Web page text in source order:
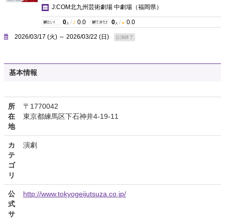
J:COM北九州芸術劇場 中劇場 （福岡県）
0 人 / 0.0 0 人 / 0.0
2026/03/17 (火) ～ 2026/03/22 (日) 公演終了
基本情報
所
在
地
〒1770042
東京都練馬区下石神井4-19-11
カ
テ
ゴ
リ
演劇
公
式
サ
http://www.tokyogeijutsuza.co.jp/